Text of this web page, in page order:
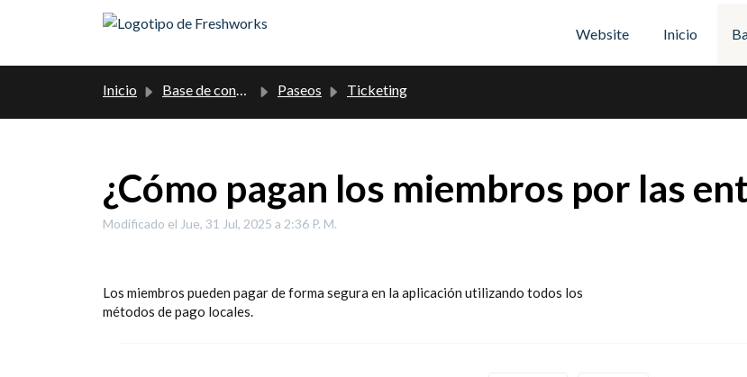
Website
Inicio
Inicio Base de conocimientos Paseos Ticketing
¿Cómo pagan los miembros por las
Modificado el Jue, 31 Jul, 2025 a 2:36 P. M.
Los miembros pueden pagar de forma segura en la aplicación utilizando todos los
métodos de pago locales.